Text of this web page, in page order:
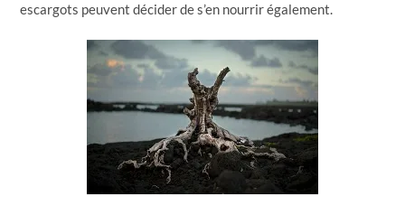
escargots peuvent décider de s’en nourrir également.